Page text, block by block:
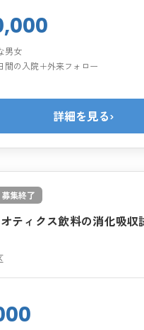
男女
間の入院＋外来フォロー
詳細を見る›
募集終了
ティクス飲料の消化吸収